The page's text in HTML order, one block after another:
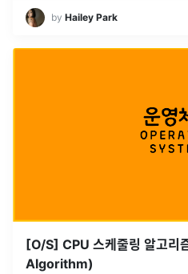
by Hailey Park
[O/S] CPU 스케줄링 알고
Algorithm)